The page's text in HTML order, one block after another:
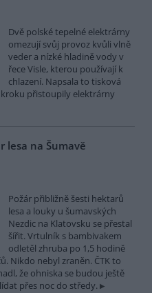
Dvě polské tepelné elektrárny
omezují svůj provoz kvůli vlně
veder a nízké hladině vody v
řece Visle, kterou používají k
chlazení. Napsala to tisková
přistoupily elektrárny
lesa na Šumavě
Požár přibližně šesti hektarů
lesa a louky u šumavských
Nezdic na Klatovsku se přestal
šířit. Vrtulník s bambivakem
odletěl zhruba po 1,5 hodině
Nikdo nebyl zraněn. ČTK to
že ohniska se budou ještě
přes noc do středy.